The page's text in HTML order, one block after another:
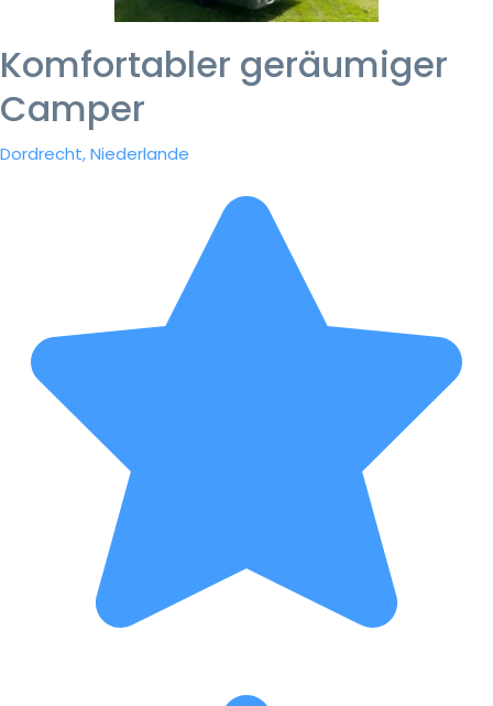
Komfortabler geräumiger
Camper
Dordrecht, Niederlande